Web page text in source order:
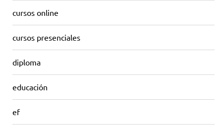
cursos online
cursos presenciales
diploma
educación
ef